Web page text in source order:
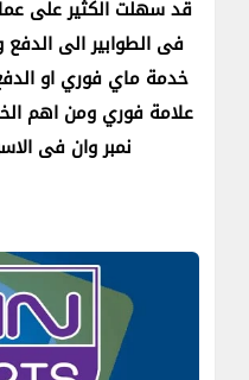
قد سهلت الكثير على
فى الطوابير الى
علامة فوري ومن اهم
نمبر وان فى